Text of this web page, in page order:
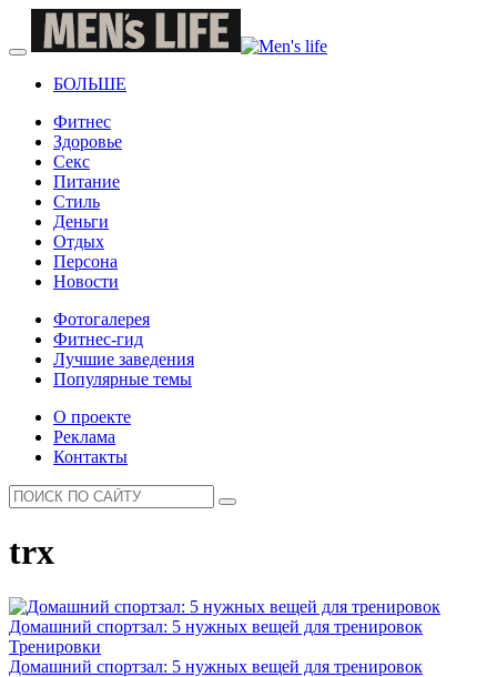
БОЛЬШЕ
Фитнес
Здоровье
Секс
Питание
Стиль
Деньги
Отдых
Персона
Новости
Фотогалерея
Фитнес-гид
Лучшие заведения
Популярные темы
О проекте
Реклама
Контакты
trx
Домашний спортзал: 5 нужных вещей для тренировок
Тренировки
Домашний спортзал: 5 нужных вещей для тренировок